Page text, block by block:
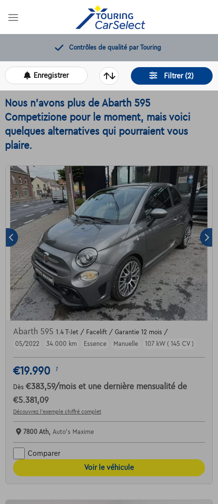
Contrôles de qualité par Touring
Filtrer (2)
Enregistrer
Nous n'avons plus de Abarth 595
Competizione pour le moment, mais voici
quelques alternatives qui pourraient vous
plaire.
Abarth 595 1.4 T-Jet / Facelift / Garantie 12 mois /
05/2022
34.000 km Essence Manuelle 107 kW ( 145 CV )
€19.990 1
Dès €383,59/mois et une dernière mensualité de
€5.381,09
Découvrez l’exemple chiffré complet
7800 Ath, Auto's Maxime
Comparer
Voir le véhicule